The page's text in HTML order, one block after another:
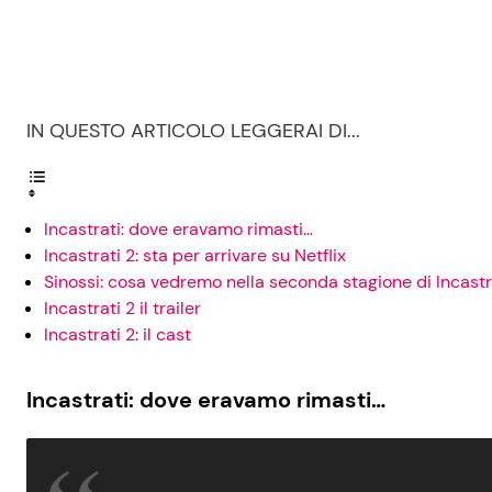
IN QUESTO ARTICOLO LEGGERAI DI...
Incastrati: dove eravamo rimasti…
Incastrati 2: sta per arrivare su Netflix
Sinossi: cosa vedremo nella seconda stagione di
Incastrati 2 il trailer
Incastrati 2: il cast
Incastrati: dove eravamo rimasti…